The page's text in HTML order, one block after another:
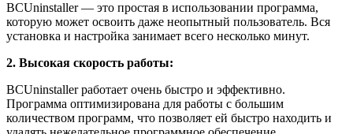
BCUninstaller — это простая в использовании программа,
которую может освоить даже неопытный пользователь. Вся
установка и настройка занимает всего несколько минут.
2. Высокая скорость работы:
BCUninstaller работает очень быстро и эффективно.
Программа оптимизирована для работы с большим
количеством программ, что позволяет ей быстро находить и